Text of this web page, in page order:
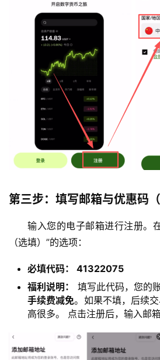
第三步：填写邮箱与优惠码（
输入您的电子邮箱进行注册。
（选填）”的选项：
必填代码： 41322075
福利说明：
填写此代码，您的
手续费减免。如果不填，后续
高很多。 点击注册后，输入邮